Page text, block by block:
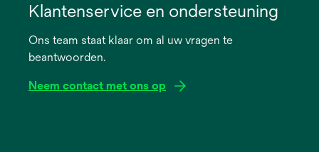
new
Klantenservice en ondersteuning
Ons team staat klaar om al uw vragen te
beantwoorden.
Neem contact met ons op